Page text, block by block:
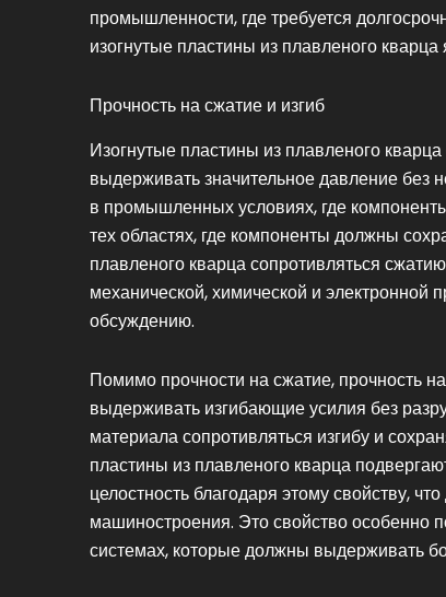
промышленности, где требуется
изогнутые пластины из плавленого
Прочность на сжатие и изгиб
Изогнутые пластины из плавленого
выдерживать значительное давление
в промышленных условиях, где
тех областях, где компоненты должны
плавленого кварца сопротивляться
механической, химической и электронной
обсуждению.
Помимо прочности на сжатие, прочность
выдерживать изгибающие усилия без
материала сопротивляться изгибу и
пластины из плавленого кварца
целостность благодаря этому свойству,
машиностроения. Это свойство особенно
системах, которые должны выдерживать